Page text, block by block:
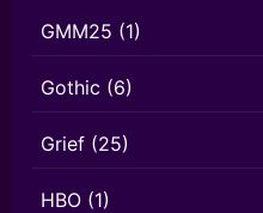
GMM25 (1)
Gothic (6)
Grief (25)
HBO (1)